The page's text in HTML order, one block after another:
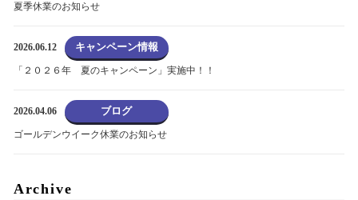
夏季休業のお知らせ
2026.06.12 キャンペーン情報
「２０２６年 夏のキャンペーン」実施中！！
2026.04.06 ブログ
ゴールデンウイーク休業のお知らせ
Archive